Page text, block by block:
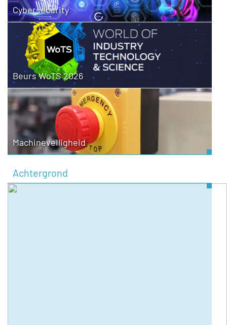
Cybersecurity
Beurs WoTS 2026
Machineveiligheid
Achtergrond